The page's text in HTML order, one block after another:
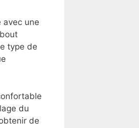
avec une
type de
du
de